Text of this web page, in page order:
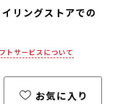
応しておりませ
いいただけるギ
で、セルフラッ
げ袋が必要な場合
ださい。
リングストアでの
までお電話にて
トサービスについて
お気に入り